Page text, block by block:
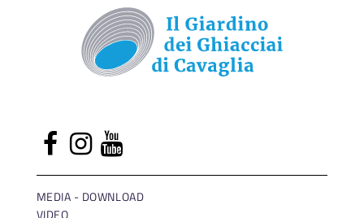
MEDIA - DOWNLOAD
VIDEO